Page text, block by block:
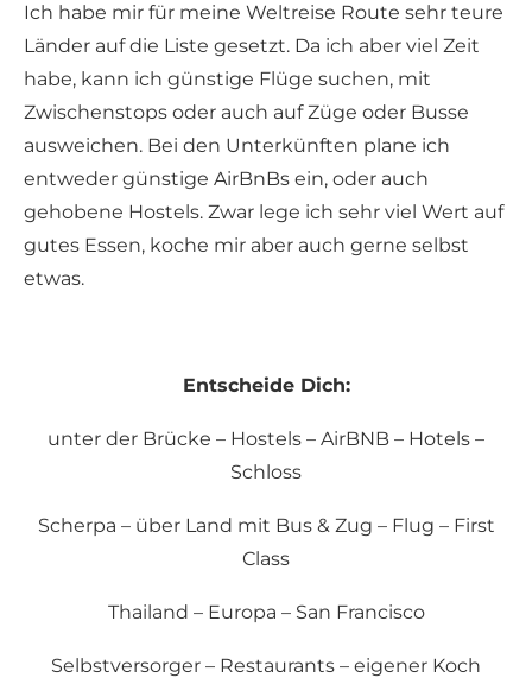
Ich habe mir für meine Weltreise Route sehr teure
Länder auf die Liste gesetzt. Da ich aber viel Zeit
habe, kann ich günstige Flüge suchen, mit
Zwischenstops oder auch auf Züge oder Busse
ausweichen. Bei den Unterkünften plane ich
entweder günstige AirBnBs ein, oder auch
gehobene Hostels. Zwar lege ich sehr viel Wert auf
gutes Essen, koche mir aber auch gerne selbst
etwas.
Entscheide Dich:
unter der Brücke – Hostels – AirBNB – Hotels –
Schloss
Scherpa – über Land mit Bus & Zug – Flug – First
Class
Thailand – Europa – San Francisco
Selbstversorger – Restaurants – eigener Koch